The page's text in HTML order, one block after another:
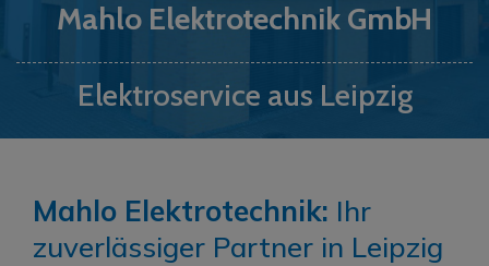
Mahlo Elektrotechnik GmbH
Elektroservice aus Leipzig
Mahlo Elektrotechnik: Ihr
zuverlässiger Partner in Leipzig